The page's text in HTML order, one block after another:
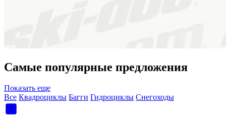
Самые популярные предложения
Показать еще
Все Квадроциклы Багги Гидроциклы Снегоходы